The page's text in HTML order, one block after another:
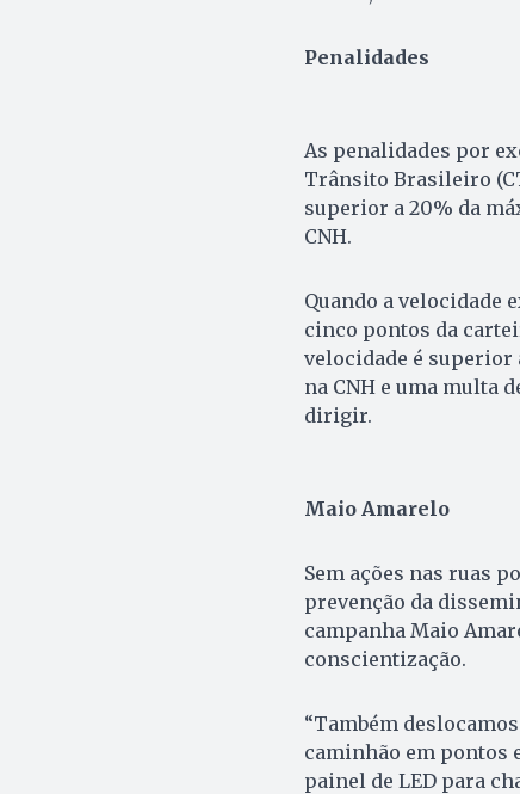
Penalidades
As penalidades por
Trânsito Brasileiro
superior a 20% da
CNH.
Quando a velocidade
cinco pontos da
velocidade é superior
na CNH e uma multa
dirigir.
Maio Amarelo
Sem ações nas ruas
prevenção da
campanha Maio
conscientização.
“Também
caminhão em pontos
painel de LED para